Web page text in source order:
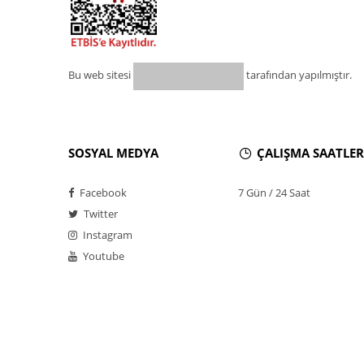
Bu web sitesi tarafından yapılmıştır.
SOSYAL MEDYA
Facebook
Twitter
Instagram
Youtube
ÇALIŞMA
7 Gün / 24 Saat